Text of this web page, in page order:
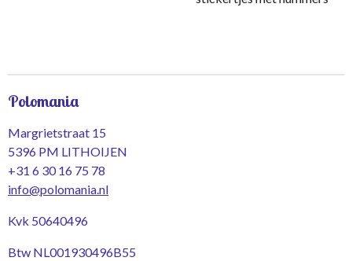
Polomania
Margrietstraat 15
5396 PM LITHOIJEN
+31 6 30 16 75 78
info@polomania.nl
Kvk 50640496
Btw NL001930496B55